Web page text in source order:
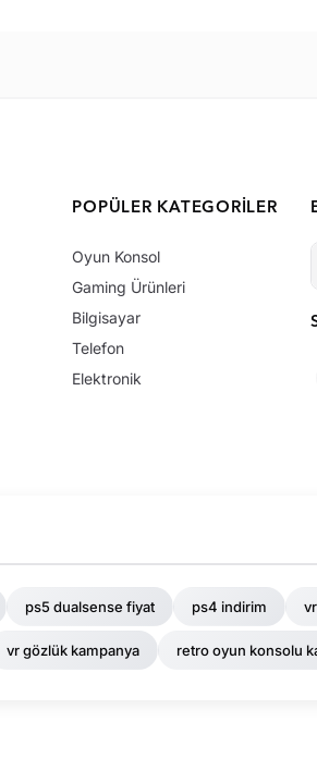
POPÜLER KATEGORILER
Oyun Konsol
Gaming Ürünleri
Bilgisayar
Telefon
Elektronik
ps5 dualsense fiyat ps4 indirim
vr gözlük kampanya retro oyun konsolu